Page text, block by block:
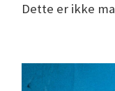
Dette er ikke